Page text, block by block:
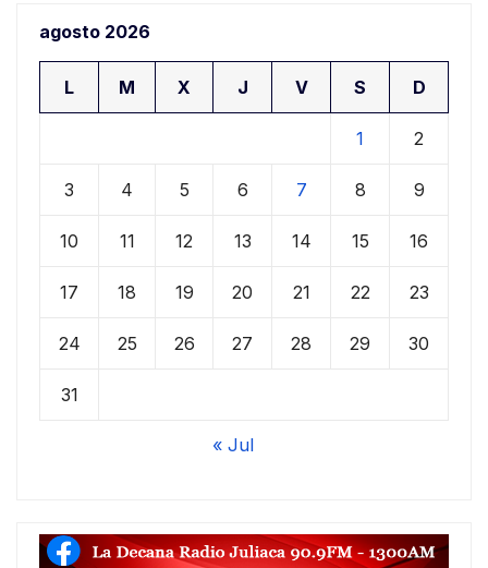
agosto 2026
L M X J V S D
1 2
3 4 5 6 7 8 9
10 11 12 13 14 15 16
17 18 19 20 21 22 23
24 25 26 27 28 29 30
31
« Jul